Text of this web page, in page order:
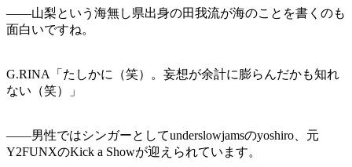
——山梨という海無し県出身の田我流が海のことを書くのも
面白いですね。
G.RINA「たしかに（笑）。妄想が余計に膨らんだかも知れ
ない（笑）」
——男性ではシンガーとしてunderslowjamsのyoshiro、元
Y2FUNXのKick a Showが迎えられています。